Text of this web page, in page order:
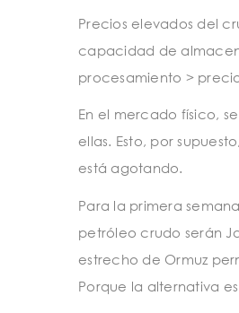
Precios elevados del
capacidad de
procesamiento >
En el mercado físico,
ellas. Esto, por
está agotando.
Para la primera
petróleo crudo serán
estrecho de Ormuz
Porque la alternativa